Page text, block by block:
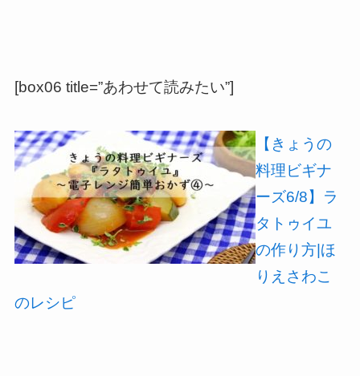
[box06 title=”あわせて読みたい”]
【きょうの
料理ビギナ
ーズ6/8】ラ
タトゥイユ
の作り方|ほ
りえさわこ
のレシピ